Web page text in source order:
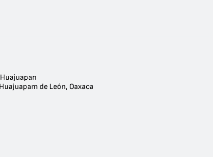
de León, Oaxaca